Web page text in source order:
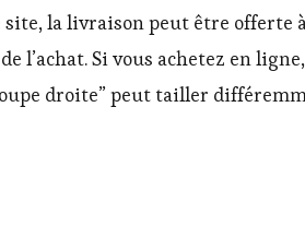
la livraison peut être
l’achat. Si vous achetez en
droite” peut tailler